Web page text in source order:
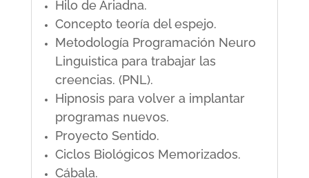
Hilo de Ariadna.
Concepto teoría del espejo.
Metodología Programación Neuro
Linguistica para trabajar las
creencias. (PNL).
Hipnosis para volver a implantar
programas nuevos.
Proyecto Sentido.
Ciclos Biológicos Memorizados.
Cábala.